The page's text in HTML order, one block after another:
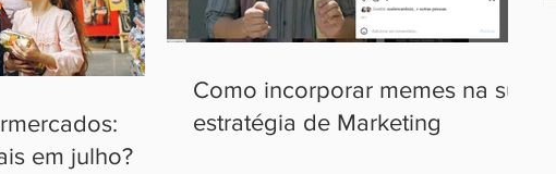
em julho?
Como incorporar memes na sua
estratégia de Marketing